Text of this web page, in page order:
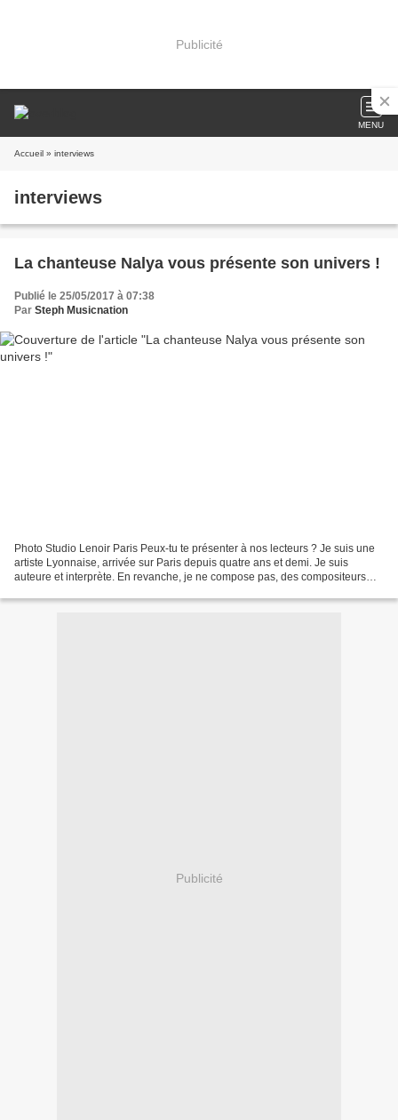
Publicité
MENU
Accueil » interviews
interviews
La chanteuse Nalya vous présente son univers !
Publié le 25/05/2017 à 07:38
Par Steph Musicnation
Photo Studio Lenoir Paris Peux-tu te présenter à nos lecteurs ? Je suis une
artiste Lyonnaise, arrivée sur Paris depuis quatre ans et demi. Je suis
auteure et interprète. En revanche, je ne compose pas, des compositeurs
Publicité